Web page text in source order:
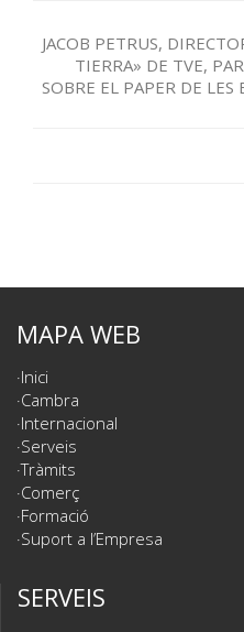
JACOB PETRUS,
TIERRA» DE TVE,
SOBRE EL PAPER DE LES
MAPA WEB
Inici
Cambra
Internacional
Serveis
Tràmits
Comerç
Formació
Suport a l’Empresa
SERVEIS